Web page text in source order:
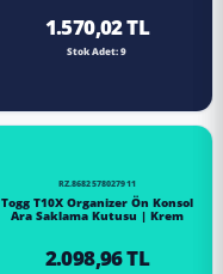
1.570,02 TL
Stok Adet: 9
RZ.8682578027911
Togg T10X Organizer Ön Konsol
Ara Saklama Kutusu | Krem
2.098,96 TL